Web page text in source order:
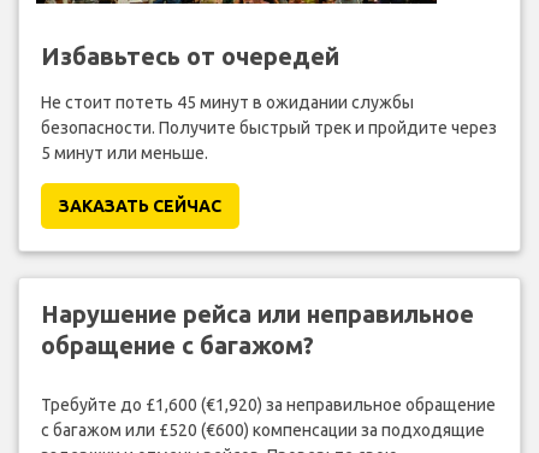
Избавьтесь от очередей
Не стоит потеть 45 минут в ожидании службы
безопасности. Получите быстрый трек и пройдите через
5 минут или меньше.
ЗАКАЗАТЬ СЕЙЧАС
Нарушение рейса или неправильное
обращение с багажом?
Требуйте до £1,600 (€1,920) за неправильное обращение
с багажом или £520 (€600) компенсации за подходящие